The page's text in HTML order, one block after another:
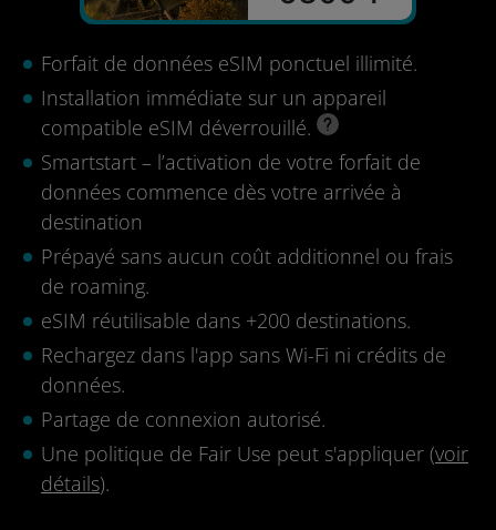
Forfait de données eSIM ponctuel illimité.
Installation immédiate sur un appareil
compatible eSIM déverrouillé.
Smartstart – l’activation de votre forfait de
données commence dès votre arrivée à
destination
Prépayé sans aucun coût additionnel ou frais
de roaming.
eSIM réutilisable dans +200 destinations.
Rechargez dans l'app sans Wi-Fi ni crédits de
données.
Partage de connexion autorisé.
Une politique de Fair Use peut s'appliquer (voir
détails).